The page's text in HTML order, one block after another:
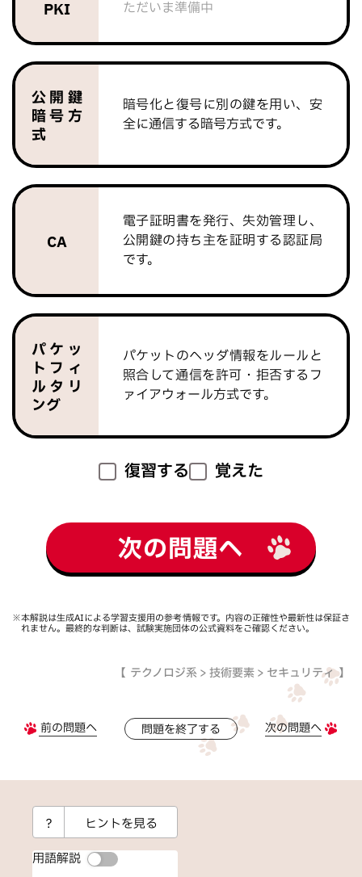
PKI
公開鍵
暗号方
式
暗号化と復号に別の鍵を用い、安
全に通信する暗号方式です。
CA
電子証明書を発行、失効管理し、
公開鍵の持ち主を証明する認証局
です。
パケッ
トフィ
ルタリ
ング
パケットのヘッダ情報をルールと
照合して通信を許可・拒否するフ
ァイアウォール方式です。
復習する 覚えた
次の問題へ
※本解説は生成AIによる学習支援用の参考情報です。内容の正確性や最新性は保証さ
れません。最終的な判断は、試験実施団体の公式資料をご確認ください。
テクノロジ系 > 技術要素 > セキュリティ
前の問題へ 問題を終了する 次の問題へ
？
ヒントを見る
用語解説